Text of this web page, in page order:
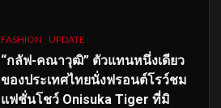
FASHION UPDATE
“กลัฟ-คณาวุฒิ” ตัวแทนหนึ่งเดียว
ของประเทศไทยนั่งฟรอนต์โรว์ชม
แฟชั่นโชว์ Onisuka Tiger ที่มิ